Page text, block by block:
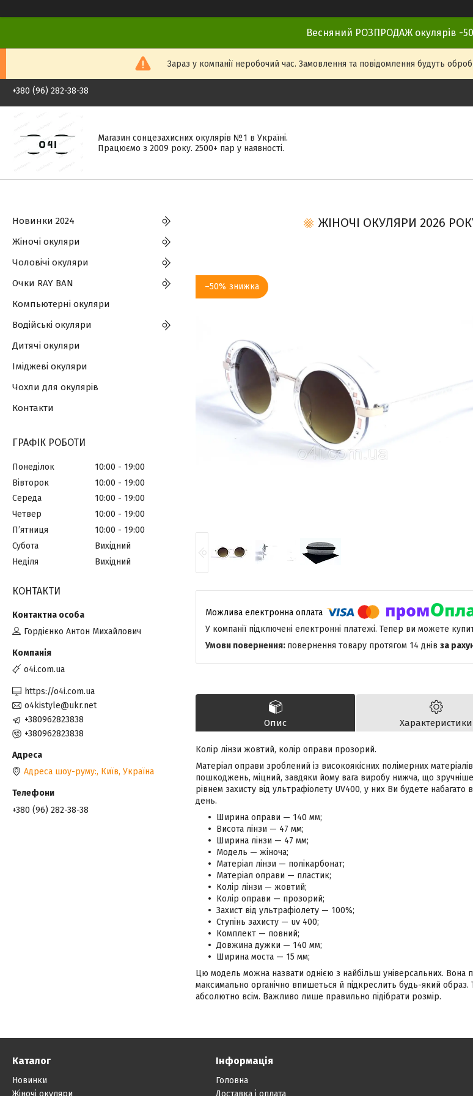
Весняний РОЗПРОДАЖ окулярів -
Зараз у компанії неробочий час. Замовлення та повідомлення будуть
+380 (96) 282-38-38
Магазин сонцезахисних окулярів №1 в Україні.
Працюємо з 2009 року. 2500+ пар у наявності.
ЖІНОЧІ ОКУЛЯРИ 2026 РОКУ
–50%
У компанії підключені електронні платежі. Тепер ви можете
повернення товару протягом 14 днів за
Опис Характеристики
Колір лінзи жовтий, колір оправи прозорий.
Матеріал оправи зроблений із високоякісних полімерних
пошкоджень, міцний, завдяки йому вага виробу нижча, що зручніше
рівнем захисту від ультрафіолету UV400, у них Ви будете набагато
день.
Ширина оправи — 140 мм;
Висота лінзи — 47 мм;
Ширина лінзи — 47 мм;
Модель — жіноча;
Матеріал лінзи — полікарбонат;
Матеріал оправи — пластик;
Колір лінзи — жовтий;
Колір оправи — прозорий;
Захист від ультрафіолету — 100%;
Ступінь захисту — uv 400;
Комплект — повний;
Довжина дужки — 140 мм;
Ширина моста — 15 мм;
Цю модель можна назвати однією з найбільш універсальних. Вона
максимально органічно впишеться й підкреслить будь-який образ.
абсолютно всім. Важливо лише правильно підібрати розмір.
Новинки 2024
Жіночі окуляри
Чоловічі окуляри
Очки RAY BAN
Компьютерні окуляри
Водійські окуляри
Дитячі окуляри
Іміджеві окуляри
Чохли для окулярів
Контакти
ГРАФІК РОБОТИ
Понеділок 10:00
19:00
Вівторок
10:00
19:00
Середа
10:00
19:00
Четвер
10:00
19:00
Пʼятниця
10:00
19:00
Субота
Вихідний
Неділя
Вихідний
КОНТАКТИ
Гордієнко Антон Михайлович
o4i.com.ua
https://o4i.com.ua
o4kistyle@ukr.net
+380962823838
+380962823838
Адреса шоу-руму:, Київ, Україна
+380 (96) 282-38-38
Каталог
Новинки
Інформація
Головна